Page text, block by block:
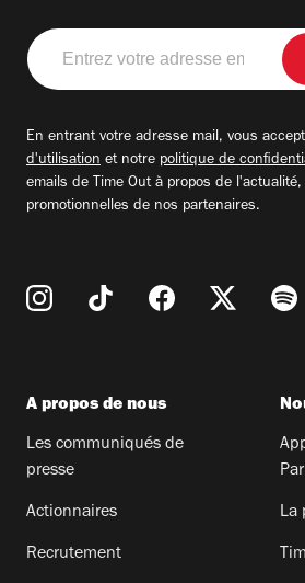
Entrez
votre
adresse
En entrant votre adresse mail, vous
d'utilisation et notre politique de
emails de Time Out à propos de
promotionnelles de nos partenaires.
A propos de nous
Les communiqués de
presse
Actionnaires
Recrutement
La